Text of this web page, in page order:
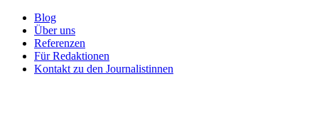
Blog
Über uns
Referenzen
Für Redaktionen
Kontakt zu den Journalistinnen